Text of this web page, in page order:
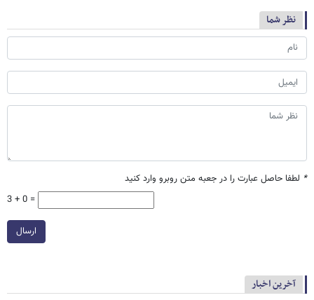
نظر شما
* لطفا حاصل عبارت را در جعبه متن روبرو وارد کنید
3 + 0 =
ارسال
آخرین اخبار